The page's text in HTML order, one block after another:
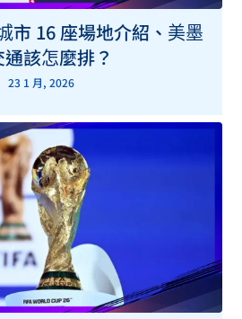
市 16 座場地介紹、美墨
該怎麼排？
23 1 月, 2026